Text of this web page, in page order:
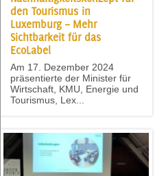
den Tourismus in
Luxemburg – Mehr
Sichtbarkeit für das
EcoLabel
Am 17. Dezember 2024
präsentierte der Minister für
Wirtschaft, KMU, Energie und
Tourismus, Lex...